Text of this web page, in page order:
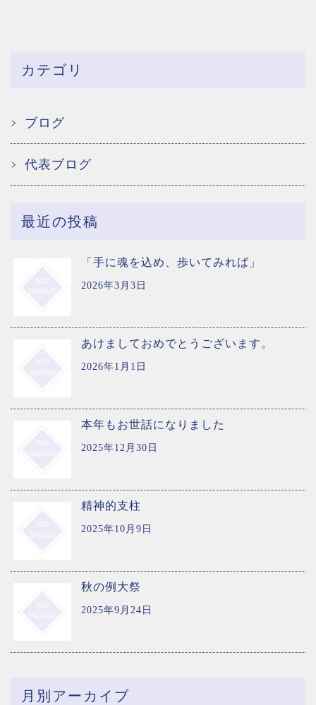
カテゴリ
ブログ
代表ブログ
最近の投稿
「手に魂を込め、歩いてみれば」
2026年3月3日
あけましておめでとうございます。
2026年1月1日
本年もお世話になりました
2025年12月30日
精神的支柱
2025年10月9日
秋の例大祭
2025年9月24日
月別アーカイブ